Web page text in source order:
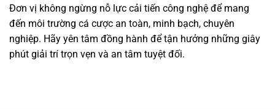
Đơn vị không ngừng nỗ lực cải tiến công nghệ để mang
đến môi trường cá cược an toàn, minh bạch, chuyên
nghiệp. Hãy yên tâm đồng hành để tận hưởng những giây
phút giải trí trọn vẹn và an tâm tuyệt đối.